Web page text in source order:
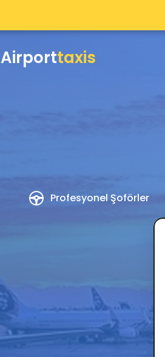
Airporttaxis
Profesyonel Şoförler